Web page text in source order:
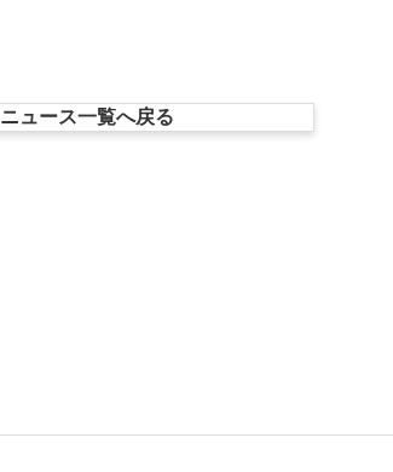
ニュース一覧へ戻る